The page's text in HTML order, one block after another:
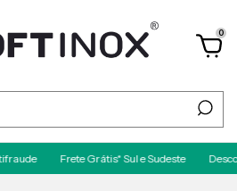
0
Frete Grátis* Sul e Sudeste Desconto no